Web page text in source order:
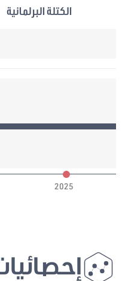
الكتلة البرلمانية
2025